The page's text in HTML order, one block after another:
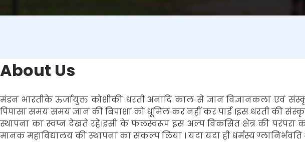
About Us
मंडन भारतीके ऊर्जायुक्त कोशीकी धरती अनादि काल से ज्ञान विज्ञानकला एवं
पिपासा समय समय ज्ञान की बिपाशा को धूमिल कर नहीं कर पाई ।इस धरती की
स्थापना का स्वप्न देखते रहे।इसी के फलस्वरूप इस अल्प विकसित क्षेत्र की परंपरा
मानक महाविद्यालय की स्थापना का संकल्प लिया । यदा यदा ही धर्मस्य ग्लानिर्भवति